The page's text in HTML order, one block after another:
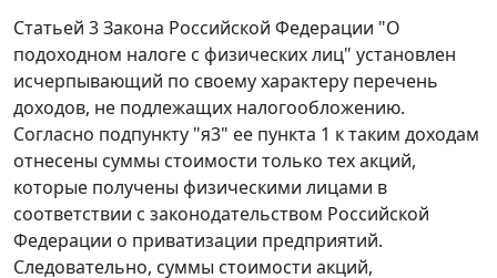
Статьей 3Закона Российской Федерации "О
подоходном налоге с физических лиц" установлен
исчерпывающий по своему характеру перечень
доходов, не подлежащих налогообложению.
Согласно подпункту "я3" ее пункта 1 к таким доходам
отнесены суммы стоимости только тех акций,
которые получены физическими лицами в
соответствии с законодательством Российской
Федерации о приватизации предприятий.
Следовательно, суммы стоимости акций,